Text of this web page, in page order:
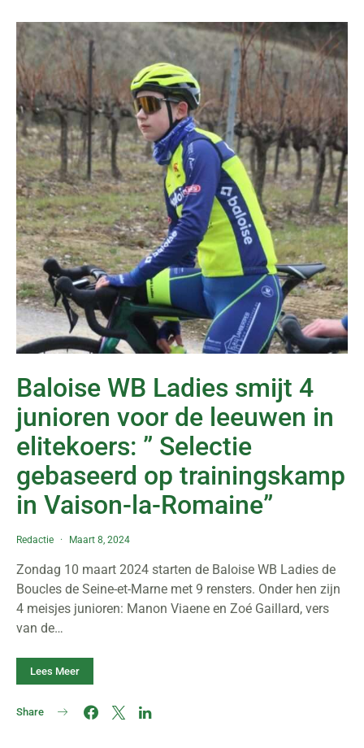
Baloise WB Ladies smijt 4
junioren voor de leeuwen in
elitekoers: ” Selectie
gebaseerd op trainingskamp
in Vaison-la-Romaine”
Redactie Maart 8, 2024
Zondag 10 maart 2024 starten de Baloise WB Ladies de
Boucles de Seine-et-Marne met 9 rensters. Onder hen zijn
4 meisjes junioren: Manon Viaene en Zoé Gaillard, vers
van de…
Lees Meer
Share